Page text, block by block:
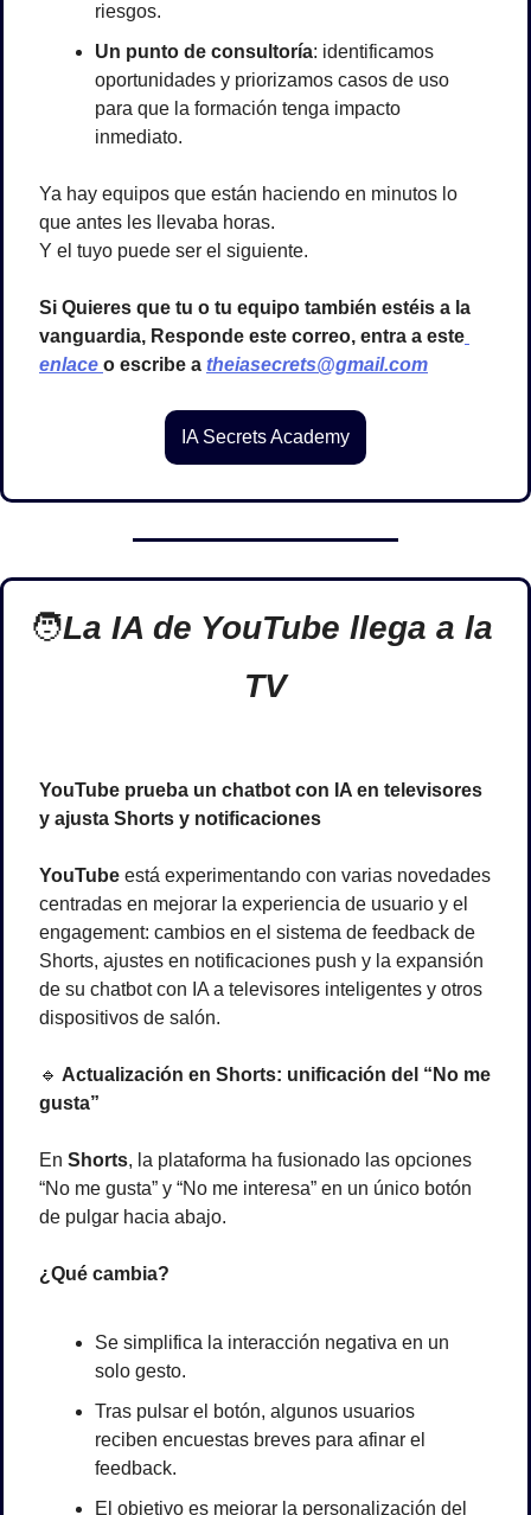
riesgos.
Un punto de consultoría: identificamos
oportunidades y priorizamos casos de uso
para que la formación tenga impacto
inmediato.
Ya hay equipos que están haciendo en minutos lo
que antes les llevaba horas.
Y el tuyo puede ser el siguiente.
Si Quieres que tu o tu equipo también estéis a la
vanguardia, Responde este correo, entra a este
enlace o escribe a theiasecrets@gmail.com
IA Secrets Academy
🧑La IA de YouTube llega a la
TV
YouTube prueba un chatbot con IA en televisores
y ajusta Shorts y notificaciones
YouTube está experimentando con varias novedades
centradas en mejorar la experiencia de usuario y el
engagement: cambios en el sistema de feedback de
Shorts, ajustes en notificaciones push y la expansión
de su chatbot con IA a televisores inteligentes y otros
dispositivos de salón.
🔹 Actualización en Shorts: unificación del “No me
gusta”
En Shorts, la plataforma ha fusionado las opciones
“No me gusta” y “No me interesa” en un único botón
de pulgar hacia abajo.
¿Qué cambia?
Se simplifica la interacción negativa en un
solo gesto.
Tras pulsar el botón, algunos usuarios
reciben encuestas breves para afinar el
feedback.
El objetivo es mejorar la personalización del